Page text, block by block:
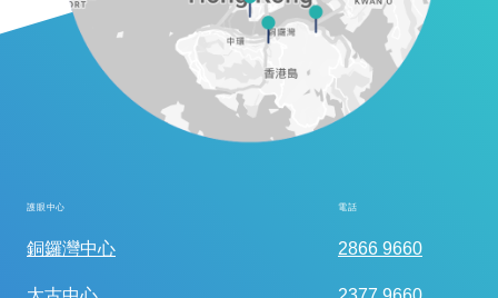
護眼中心 電話
銅鑼灣中心 2866 9660